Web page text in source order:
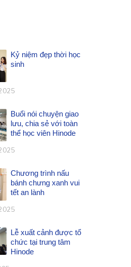
Kỷ niệm đẹp thời học
sinh
Buổi nói chuyện giao
lưu, chia sẻ với toàn
thể học viên Hinode
Chương trình nấu
bánh chưng xanh vui
tết an lành
Lễ xuất cảnh được tổ
chức tại trung tâm
Hinode